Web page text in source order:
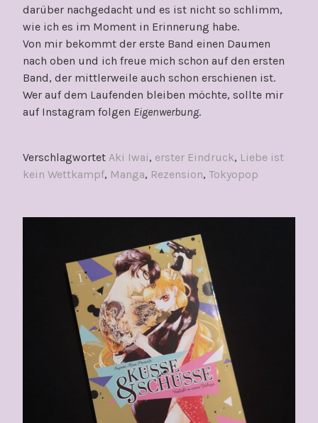
darüber nachgedacht und es ist nicht so schlimm,
wie ich es im Moment in Erinnerung habe.
Von mir bekommt der erste Band einen Daumen
nach oben und ich freue mich schon auf den ersten
Band, der mittlerweile auch schon erschienen ist.
Wer auf dem Laufenden bleiben möchte, sollte mir
auf Instagram folgen Eigenwerbung.
Verschlagwortet Aki Iwai, erster Eindruck, Liebe ist
kein Wettkampf, Manga, Rezension, Tokyopop